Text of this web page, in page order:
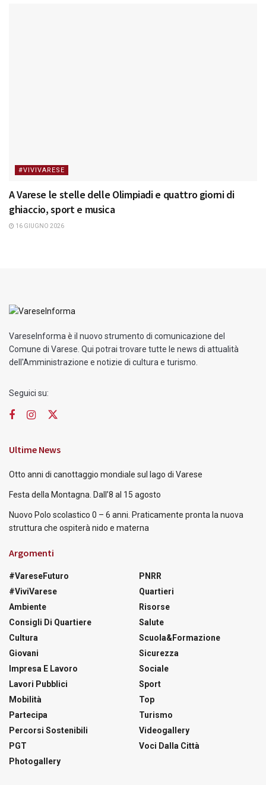
#VIVIVARESE
A Varese le stelle delle Olimpiadi e quattro giorni di
ghiaccio, sport e musica
16 GIUGNO 2026
VareseInforma è il nuovo strumento di comunicazione del
Comune di Varese. Qui potrai trovare tutte le news di attualità
dell'Amministrazione e notizie di cultura e turismo.
Seguici su:
Ultime News
Otto anni di canottaggio mondiale sul lago di Varese
Festa della Montagna. Dall’8 al 15 agosto
Nuovo Polo scolastico 0 – 6 anni. Praticamente pronta la nuova
struttura che ospiterà nido e materna
Argomenti
#VareseFuturo
#ViviVarese
Ambiente
Consigli Di Quartiere
Cultura
Giovani
Impresa E Lavoro
Lavori Pubblici
Mobilità
Partecipa
Percorsi Sostenibili
PGT
Photogallery
PNRR
Quartieri
Risorse
Salute
Scuola&Formazione
Sicurezza
Sociale
Sport
Top
Turismo
Videogallery
Voci Dalla Città